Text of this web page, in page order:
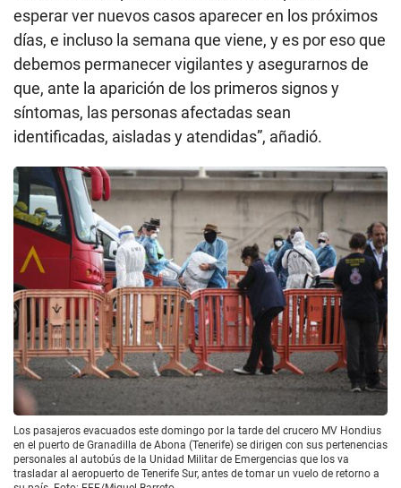
esperar ver nuevos casos aparecer en los próximos
días, e incluso la semana que viene, y es por eso que
debemos permanecer vigilantes y asegurarnos de
que, ante la aparición de los primeros signos y
síntomas, las personas afectadas sean
identificadas, aisladas y atendidas”, añadió.
Los pasajeros evacuados este domingo por la tarde del crucero MV Hondius
en el puerto de Granadilla de Abona (Tenerife) se dirigen con sus pertenencias
personales al autobús de la Unidad Militar de Emergencias que los va
trasladar al aeropuerto de Tenerife Sur, antes de tomar un vuelo de retorno a